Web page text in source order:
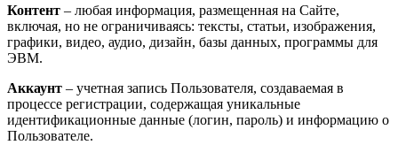
Контент – любая информация, размещенная на Сайте,
включая, но не ограничиваясь: тексты, статьи, изображения,
графики, видео, аудио, дизайн, базы данных, программы для
ЭВМ.
Аккаунт – учетная запись Пользователя, создаваемая в
процессе регистрации, содержащая уникальные
идентификационные данные (логин, пароль) и информацию о
Пользователе.